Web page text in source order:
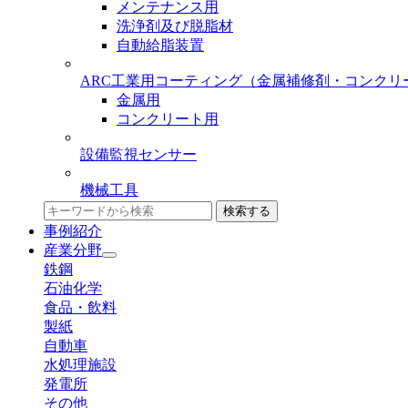
メンテナンス用
洗浄剤及び脱脂材
自動給脂装置
ARC工業用コーティング （金属補修剤・コンクリ
金属用
コンクリート用
設備監視センサー
機械工具
検索する
事例紹介
産業分野
鉄鋼
石油化学
食品・飲料
製紙
自動車
水処理施設
発電所
その他